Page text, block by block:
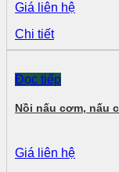
Giá liên hệ
Chi tiết
Đọc tiếp
Nồi nấu cơm, nấu
Giá liên hệ